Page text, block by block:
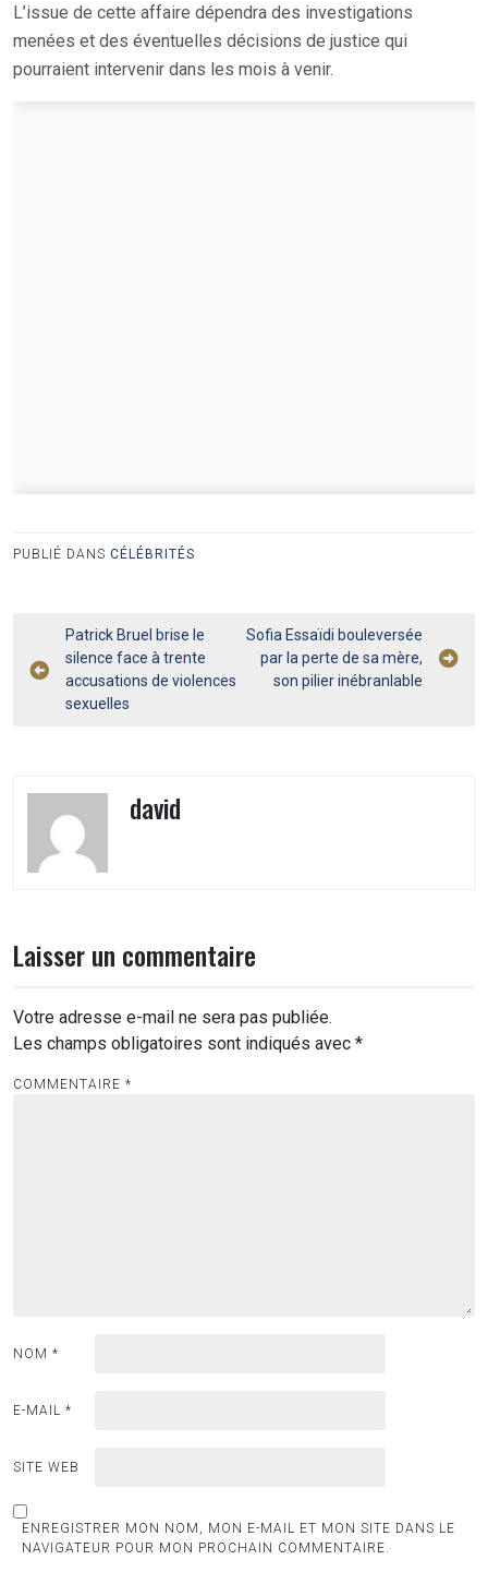
L’issue de cette affaire dépendra des investigations
menées et des éventuelles décisions de justice qui
pourraient intervenir dans les mois à venir.
PUBLIÉ DANS CÉLÉBRITÉS
Navigation
de
l’article
Patrick Bruel brise le
silence face à trente
accusations de violences
sexuelles
Sofia Essaïdi bouleversée
par la perte de sa mère,
son pilier inébranlable
david
Laisser un commentaire
Votre adresse e-mail ne sera pas publiée.
Les champs obligatoires sont indiqués avec *
COMMENTAIRE *
NOM *
E-MAIL *
SITE WEB
ENREGISTRER MON NOM, MON E-MAIL ET MON SITE DANS LE
NAVIGATEUR POUR MON PROCHAIN COMMENTAIRE.